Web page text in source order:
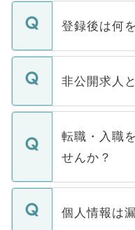
登録後は何
ご登録いただ
登録内容を確
ます。通常、
いただきます
非公開求人
マイナビ
うち約3割は
けない「非公
下記の理由に
ません。
■応募殺到を
転職・入職
せんか？
転職・入職を
ん。また、仮
個人情報は